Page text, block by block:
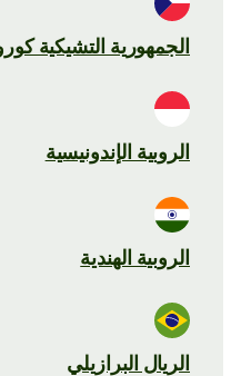
الجمهورية التشيكية كورونا
الروبية الإندونيسية
الروبية الهندية
الريال البرازيلي